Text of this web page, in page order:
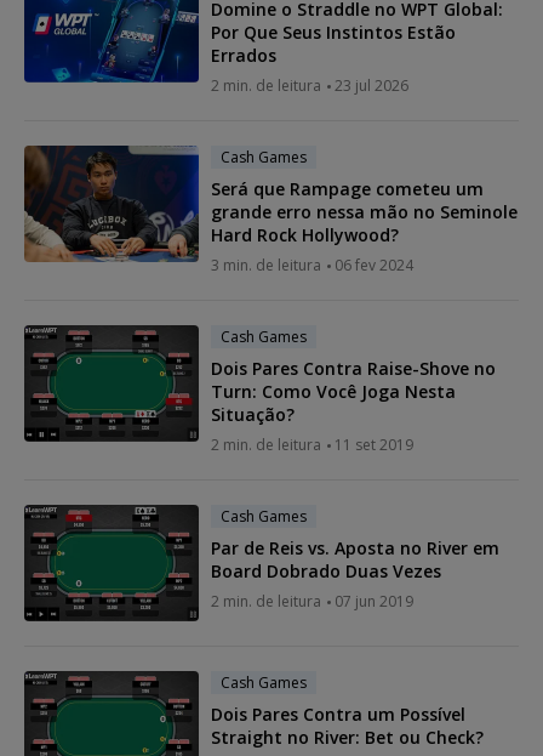
Domine o Straddle no WPT Global:
Por Que Seus Instintos Estão
Errados
2 min. de leitura 23 jul 2026
Cash Games
Será que Rampage cometeu um
grande erro nessa mão no Seminole
Hard Rock Hollywood?
3 min. de leitura 06 fev 2024
Cash Games
Dois Pares Contra Raise-Shove no
Turn: Como Você Joga Nesta
Situação?
2 min. de leitura 11 set 2019
Cash Games
Par de Reis vs. Aposta no River em
Board Dobrado Duas Vezes
2 min. de leitura 07 jun 2019
Cash Games
Dois Pares Contra um Possível
Straight no River: Bet ou Check?